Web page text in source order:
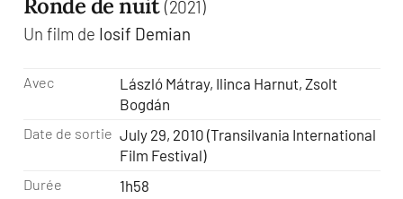
Ronde de nuit (2021)
Un film de Iosif Demian
Avec
László Mátray, Ilinca Harnut, Zsolt
Bogdán
Date de sortie July 29, 2010 (Transilvania International
Film Festival)
Durée 1h58